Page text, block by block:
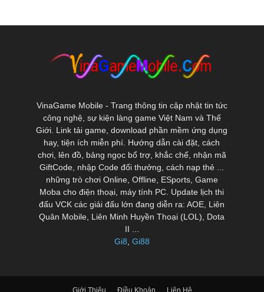
VinaGame Mobile - Trang thông tin cập nhật tin tức
công nghệ, sự kiện làng game Việt Nam và Thế
Giới. Link tải game, download phần mềm ứng dụng
hay, tiện ích miễn phí. Hướng dẫn cài đặt, cách
chơi, lên đồ, bảng ngọc bổ trợ, khắc chế, nhận mã
GiftCode, nhập Code đổi thưởng, cách nạp thẻ ...
những trò chơi Online, Offline, ESports, Game
Moba cho điện thoại, máy tính PC. Update lịch thi
đấu VCK các giải đấu lớn đang diễn ra: AOE, Liên
Quân Mobile, Liên Minh Huyền Thoại (LOL), Dota
II ...
Gi8 Gi88
Giới Thiệu Điều Khoản Liên Hệ